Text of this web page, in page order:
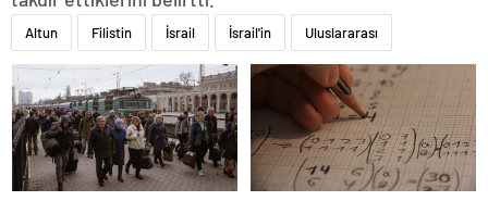
Altun Filistin İsrail İsrail'in Uluslararası